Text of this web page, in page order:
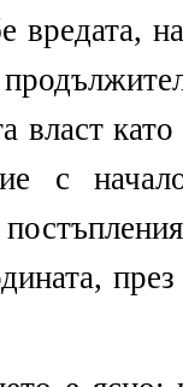
вредата,
власт
с